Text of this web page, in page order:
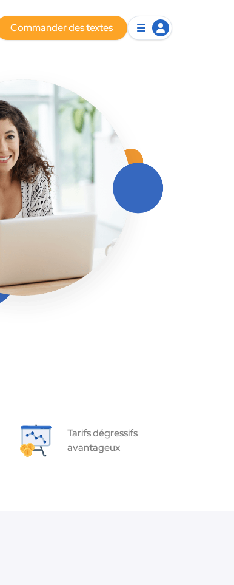
Commander des textes
Tarifs dégressifs
avantageux